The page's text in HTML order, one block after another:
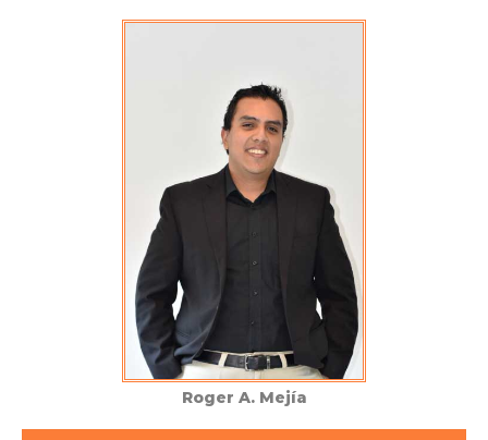
Roger A. Mejía